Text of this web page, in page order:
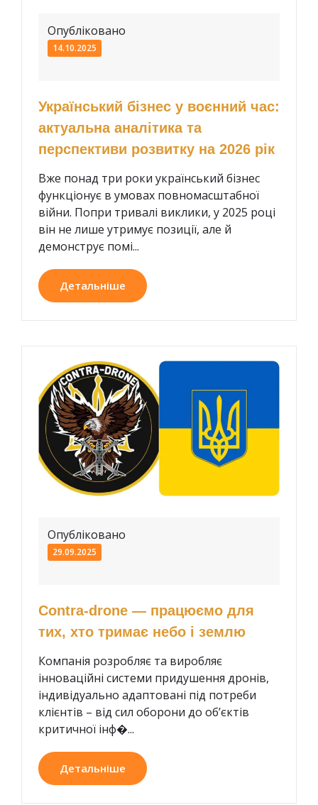
Опубліковано
14.10.2025
Український бізнес у воєнний час:
актуальна аналітика та
перспективи розвитку на 2026 рік
Вже понад три роки український бізнес
функціонує в умовах повномасштабної
війни. Попри тривалі виклики, у 2025 році
він не лише утримує позиції, але й
демонструє помі...
Детальніше
Опубліковано
29.09.2025
Contra-drone — працюємо для
тих, хто тримає небо і землю
Компанія розробляє та виробляє
інноваційні системи придушення дронів,
індивідуально адаптовані під потреби
клієнтів – від сил оборони до об’єктів
критичної інф�...
Детальніше